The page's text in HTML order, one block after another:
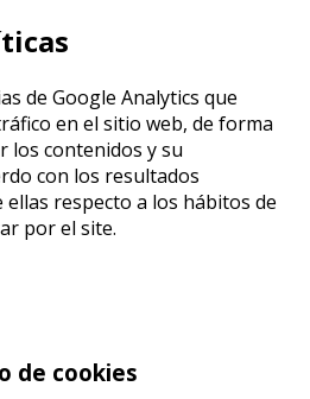
de Google Analytics que
en el sitio web, de forma
los contenidos y su
con los resultados
respecto a los hábitos de
por el site.
de cookies